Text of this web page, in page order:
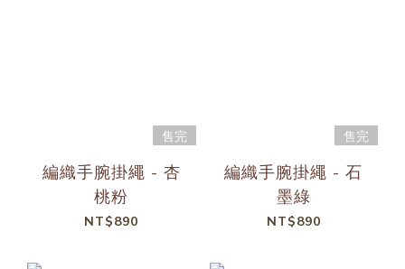
售完
編織手腕掛繩 - 杏
桃粉
NT$890
售完
編織手腕掛繩 - 石
墨綠
NT$890